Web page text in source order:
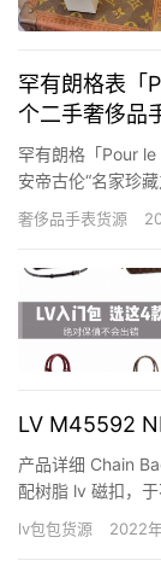
罕有朗格表「
个二手奢侈品
罕有朗格「Pour
安帝古伦“名家珍
格杰作：具备罕有
「Pour le Mérite
奢侈品手表货源
LV M45592
产品详细 Chain
配树脂 lv 磁扣，
放随身物品，安
度 x 高 x 宽)
lv包包货源 2022